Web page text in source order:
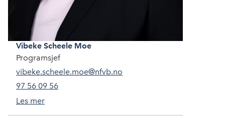
Vibeke Scheele Moe
Programsjef
vibeke.scheele.moe@nfvb.no
97 56 09 56
Les mer